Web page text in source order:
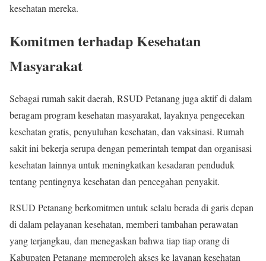
kesehatan mereka.
Komitmen terhadap Kesehatan
Masyarakat
Sebagai rumah sakit daerah, RSUD Petanang juga aktif di dalam
beragam program kesehatan masyarakat, layaknya pengecekan
kesehatan gratis, penyuluhan kesehatan, dan vaksinasi. Rumah
sakit ini bekerja serupa dengan pemerintah tempat dan organisasi
kesehatan lainnya untuk meningkatkan kesadaran penduduk
tentang pentingnya kesehatan dan pencegahan penyakit.
RSUD Petanang berkomitmen untuk selalu berada di garis depan
di dalam pelayanan kesehatan, memberi tambahan perawatan
yang terjangkau, dan menegaskan bahwa tiap tiap orang di
Kabupaten Petanang memperoleh akses ke layanan kesehatan